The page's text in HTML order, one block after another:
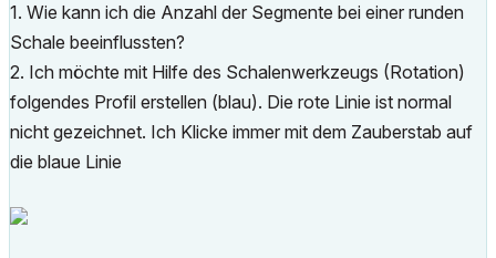
1. Wie kann ich die Anzahl der Segmente bei einer runden
Schale beeinflussten?
2. Ich möchte mit Hilfe des Schalenwerkzeugs (Rotation)
folgendes Profil erstellen (blau). Die rote Linie ist normal
nicht gezeichnet. Ich Klicke immer mit dem Zauberstab auf
die blaue Linie